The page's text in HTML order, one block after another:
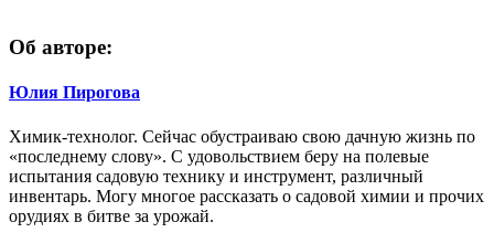
Об авторе:
Юлия Пирогова
Химик-технолог. Сейчас обустраиваю свою дачную жизнь по
«последнему слову». С удовольствием беру на полевые
испытания садовую технику и инструмент, различный
инвентарь. Могу многое рассказать о садовой химии и прочих
орудиях в битве за урожай.